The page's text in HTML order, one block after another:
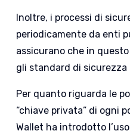
Inoltre, i processi di
periodicamente da enti
assicurano che in
gli standard di
Per quanto riguarda le
“chiave privata” di ogni
Wallet ha introdotto